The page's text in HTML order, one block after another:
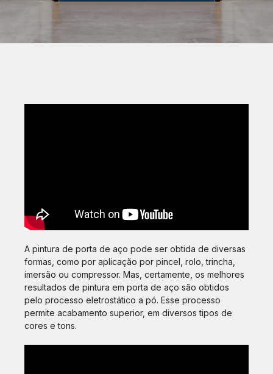
A pintura de porta de aço pode ser obtida de diversas
formas, como por aplicação por pincel, rolo, trincha,
imersão ou compressor. Mas, certamente, os melhores
resultados de pintura em porta de aço são obtidos
pelo processo eletrostático a pó. Esse processo
permite acabamento superior, em diversos tipos de
cores e tons.